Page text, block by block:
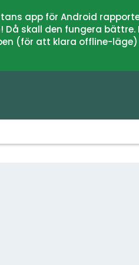
app för Android
skall den fungera
(för att klara offline-